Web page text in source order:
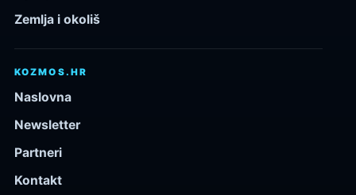
Zemlja i okoliš
KOZMOS.HR
Naslovna
Newsletter
Partneri
Kontakt